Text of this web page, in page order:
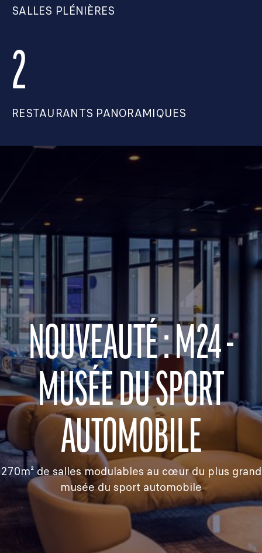
SALLES PLÉNIÈRES
2
RESTAURANTS PANORAMIQUES
NOUVEAUTÉ : M24 -
MUSÉE DU SPORT
AUTOMOBILE
270m² de salles modulables au cœur du plus grand
musée du sport automobile